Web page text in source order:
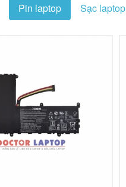
Pin laptop Sạc laptop